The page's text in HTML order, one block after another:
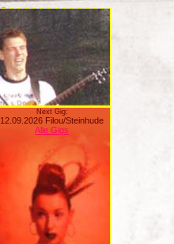
Next Gig:
12.09.2026 Filou/Steinhude
Alle Gigs